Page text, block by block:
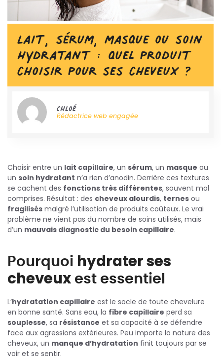
Lait, sérum, masque ou soin
hydratant : quel produit
choisir pour ses cheveux ?
Chloé
Rédactrice web engagée
Choisir entre un lait capillaire, un sérum, un masque ou
un soin hydratant n’a rien d’anodin. Derrière ces textures
se cachent des fonctions très différentes, souvent mal
comprises. Résultat : des cheveux alourdis, ternes ou
fragilisés malgré l’utilisation de produits coûteux. Le vrai
problème ne vient pas du nombre de soins utilisés, mais
d’un mauvais diagnostic du besoin capillaire.
Pourquoi hydrater ses
cheveuxest essentiel
L’hydratation capillaire est le socle de toute chevelure
en bonne santé. Sans eau, la fibre capillaire perd sa
souplesse, sa résistance et sa capacité à se défendre
face aux agressions extérieures. Peu importe la nature des
cheveux, un manque d’hydratation finit toujours par se
voir et se sentir.